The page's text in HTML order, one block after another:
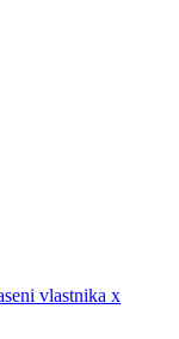
vlastnika x